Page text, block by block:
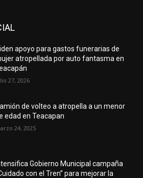
apoyo para gastos funerarias de
atropellada por auto fantasma en
27, 2026
de volteo a atropella a un menor
edad en Teacapan
24, 2025
Gobierno Municipal campaña
con el Tren” para mejorar la